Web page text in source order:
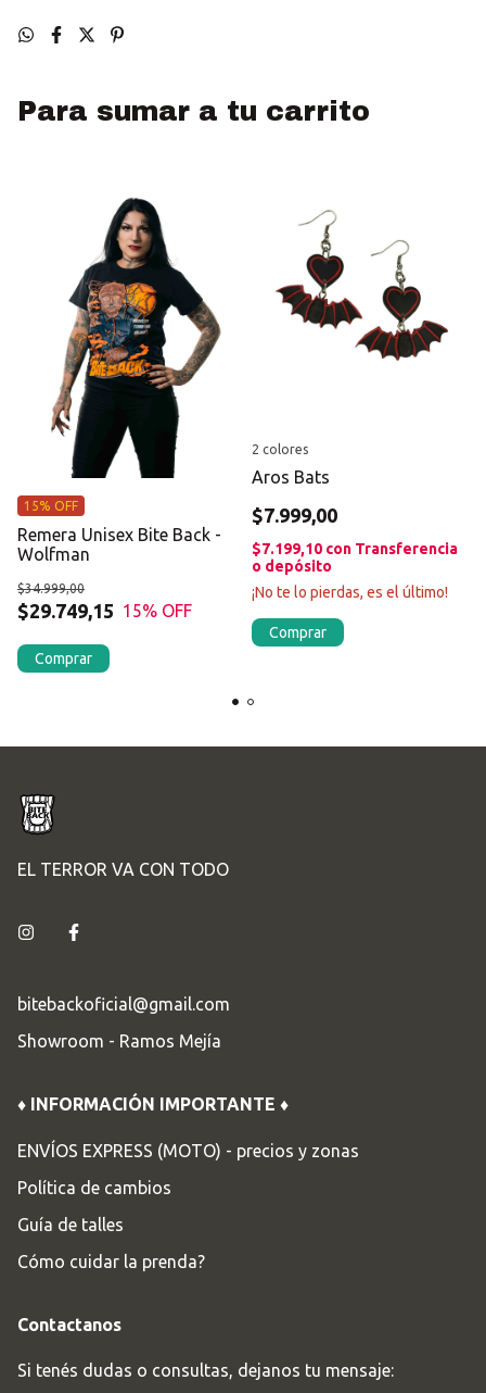
Para sumar a tu carrito
Remera Unisex Bite Back -
Wolfman
$29.749,15
$34.999,00
15% OFF
15% OFF
Comprar
Aros Bats
$7.999,00
$7.199,10 con Transferencia
o depósito
¡No te lo pierdas, es el último!
2 colores
Comprar
EL TERROR VA CON TODO
bitebackoficial@gmail.com
Showroom - Ramos Mejía
♦ INFORMACIÓN IMPORTANTE ♦
ENVÍOS EXPRESS (MOTO) - precios y zonas
Política de cambios
Guía de talles
Cómo cuidar la prenda?
Contactanos
Si tenés dudas o consultas, dejanos tu mensaje: